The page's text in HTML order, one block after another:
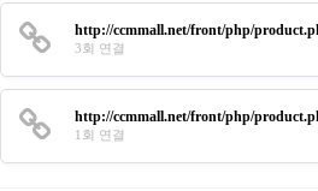
http://ccmmall.net/front/php/
3회 연결
http://ccmmall.net/front/php/
1회 연결